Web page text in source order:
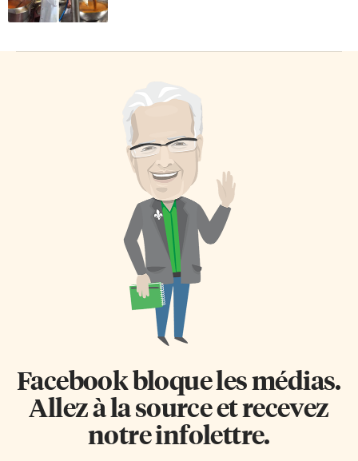
Facebook bloque les médias.
Allez à la source et recevez
notre infolettre.